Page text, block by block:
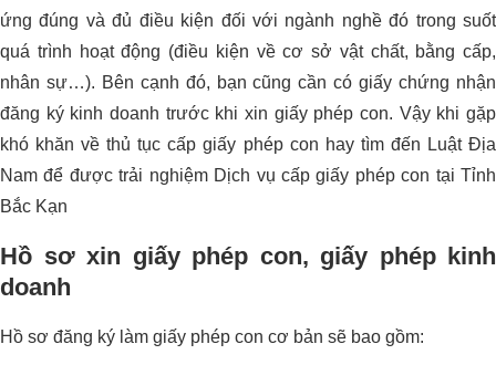
ứng đúng và đủ điều kiện đối với ngành nghề đó trong suốt
quá trình hoạt động (điều kiện về cơ sở vật chất, bằng cấp,
nhân sự…). Bên cạnh đó, bạn cũng cần có giấy chứng nhận
đăng ký kinh doanh trước khi xin giấy phép con. Vậy khi gặp
khó khăn về thủ tục cấp giấy phép con hay tìm đến Luật Địa
Nam để được trải nghiệm Dịch vụ cấp giấy phép con tại Tỉnh
Bắc Kạn
Hồ sơ xin giấy phép con, giấy phép kinh
doanh
Hồ sơ đăng ký làm giấy phép con cơ bản sẽ bao gồm: